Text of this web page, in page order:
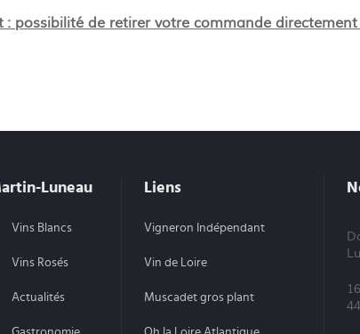
: possibilité de retirer votre commande
Luneau
Vins Blancs
Vins Rosés
Actualités
Liens
Vigneron Indépendant
Vin de Loire
Muscadet gros plant